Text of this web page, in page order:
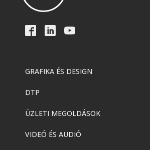
GRAFIKA ÉS DESIGN
DTP
ÜZLETI MEGOLDÁSOK
VIDEÓ ÉS AUDIÓ